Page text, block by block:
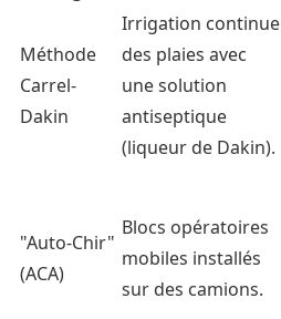
Méthode
Carrel-
Dakin
Irrigation continue
des plaies avec
une solution
antiseptique
(liqueur de Dakin).
"Auto-Chir"
(ACA)
Blocs opératoires
mobiles installés
sur des camions.